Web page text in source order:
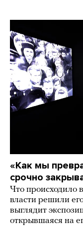
«Как мы
срочно
Что происходило
власти решили
выглядит
открывшаяся на